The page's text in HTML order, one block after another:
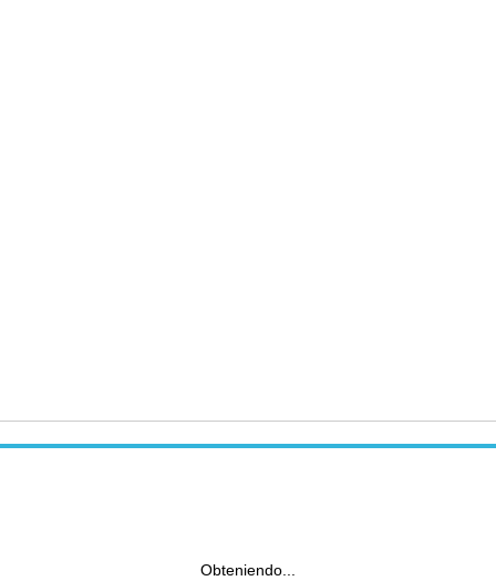
Obteniendo...